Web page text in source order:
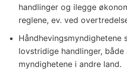
handlinger og ilegge
reglene, ev. ved
Håndhevingsmyndighetene
lovstridige handlinger,
myndighetene i andre land.